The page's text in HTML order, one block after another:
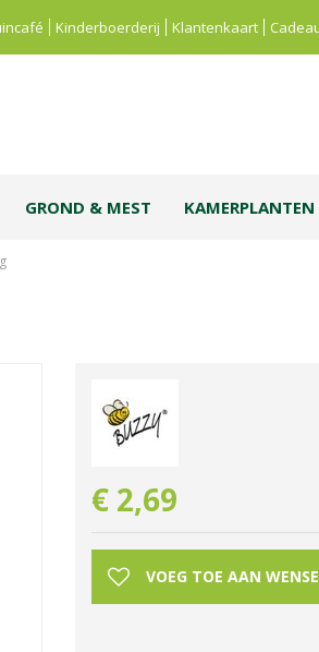
Kinderboerderij Klantenkaart
GROND & MEST KAMERPLANTEN
€ 2,69